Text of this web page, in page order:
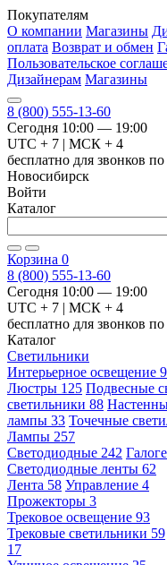
Покупателям
О компании Магазины
оплата Возврат и обмен
Пользовательское
Дизайнерам Магазины
8 (800) 555-13-60
Сегодня 10:00 — 19:00
UTC + 7 | МСК + 4
бесплатно для звонков
Новосибирск
Войти
Каталог
Корзина 0
8 (800) 555-13-60
Сегодня 10:00 — 19:00
UTC + 7 | МСК + 4
бесплатно для звонков
Каталог
Светильники
Интерьерное освещение
Люстры 125 Подвесные
светильники 88
лампы 33 Точечные
Лампы 257
Светодиодные 242
Светодиодные ленты 62
Лента 58 Управление 4
Прожекторы 3
Трековое освещение 93
Трековые светильники 59
17